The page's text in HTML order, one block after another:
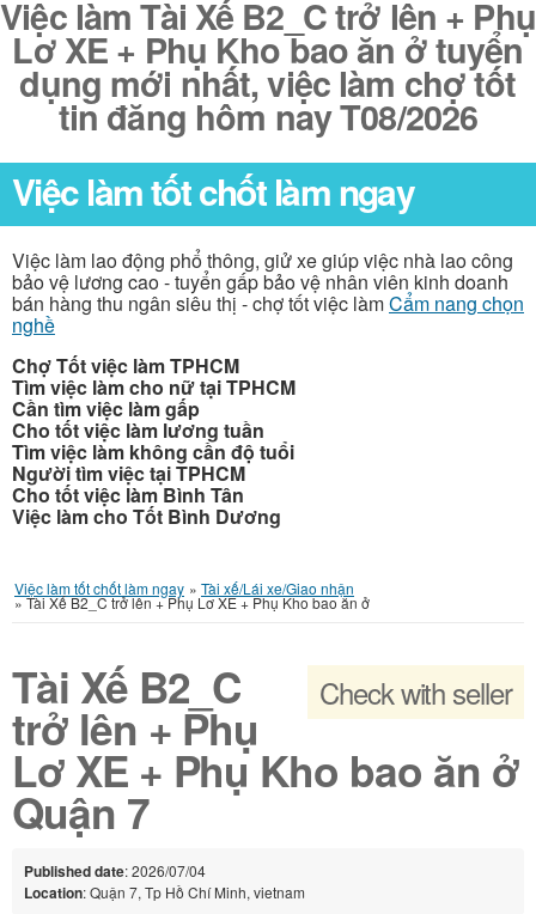
Việc làm Tài Xế B2_C trở lên + Phụ
Lơ XE + Phụ Kho bao ăn ở tuyển
dụng mới nhất, việc làm chợ tốt
tin đăng hôm nay T08/2026
Việc làm tốt chốt làm ngay
Việc làm lao động phổ thông, giử xe giúp việc nhà lao công
bảo vệ lương cao - tuyển gấp bảo vệ nhân viên kinh doanh
bán hàng thu ngân siêu thị - chợ tốt việc làmCẩm nang chọn
nghề
Chợ Tốt việc làm TPHCM
Tìm việc làm cho nữ tại TPHCM
Cần tìm việc làm gấp
Cho tốt việc làm lương tuần
Tìm việc làm không cần độ tuổi
Người tìm việc tại TPHCM
Cho tốt việc làm Bình Tân
Việc làm cho Tốt Bình Dương
Việc làm tốt chốt làm ngay » Tài xế/Lái xe/Giao nhận
»Tài Xế B2_C trở lên + Phụ Lơ XE + Phụ Kho bao ăn ở
Check with seller
Tài Xế B2_C
trở lên + Phụ
Lơ XE + Phụ Kho bao ăn ở
Quận 7
Published date: 2026/07/04
Location: Quận 7, Tp Hồ Chí Minh, vietnam